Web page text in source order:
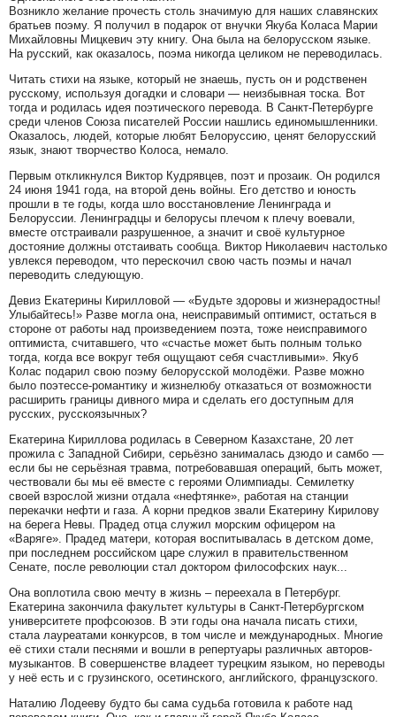
Возникло желание прочесть столь значимую для наших славянских
братьев поэму. Я получил в подарок от внучки Якуба Коласа Марии
Михайловны Мицкевич эту книгу. Она была на белорусском языке.
На русский, как оказалось, поэма никогда целиком не переводилась.
Читать стихи на языке, который не знаешь, пусть он и родственен
русскому, используя догадки и словари — неизбывная тоска. Вот
тогда и родилась идея поэтического перевода. В Санкт-Петербурге
среди членов Союза писателей России нашлись единомышленники.
Оказалось, людей, которые любят Белоруссию, ценят белорусский
язык, знают творчество Колоса, немало.
Первым откликнулся Виктор Кудрявцев, поэт и прозаик. Он родился
24 июня 1941 года, на второй день войны. Его детство и юность
прошли в те годы, когда шло восстановление Ленинграда и
Белоруссии. Ленинградцы и белорусы плечом к плечу воевали,
вместе отстраивали разрушенное, а значит и своё культурное
достояние должны отстаивать сообща. Виктор Николаевич настолько
увлекся переводом, что перескочил свою часть поэмы и начал
переводить следующую.
Девиз Екатерины Кирилловой — «Будьте здоровы и жизнерадостны!
Улыбайтесь!» Разве могла она, неисправимый оптимист, остаться в
стороне от работы над произведением поэта, тоже неисправимого
оптимиста, считавшего, что «счастье может быть полным только
тогда, когда все вокруг тебя ощущают себя счастливыми». Якуб
Колас подарил свою поэму белорусской молодёжи. Разве можно
было поэтессе-романтику и жизнелюбу отказаться от возможности
расширить границы дивного мира и сделать его доступным для
русских, русскоязычных?
Екатерина Кириллова родилась в Северном Казахстане, 20 лет
прожила с Западной Сибири, серьёзно занималась дзюдо и самбо —
если бы не серьёзная травма, потребовавшая операций, быть может,
чествовали бы мы её вместе с героями Олимпиады. Семилетку
своей взрослой жизни отдала «нефтянке», работая на станции
перекачки нефти и газа. А корни предков звали Екатерину Кирилову
на берега Невы. Прадед отца служил морским офицером на
«Варяге». Прадед матери, которая воспитывалась в детском доме,
при последнем российском царе служил в правительственном
Сенате, после революции стал доктором философских наук...
Она воплотила свою мечту в жизнь – переехала в Петербург.
Екатерина закончила факультет культуры в Санкт-Петербургском
университете профсоюзов. В эти годы она начала писать стихи,
стала лауреатами конкурсов, в том числе и международных. Многие
её стихи стали песнями и вошли в репертуары различных авторов-
музыкантов. В совершенстве владеет турецким языком, но переводы
у неё есть и с грузинского, осетинского, английского, французского.
Наталию Лодееву будто бы сама судьба готовила к работе над